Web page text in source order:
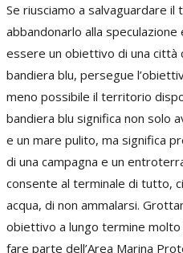
Se riusciamo a salvaguardare
abbandonarlo alla speculazione
essere un obiettivo di una città
bandiera blu, persegue
meno possibile il territorio
bandiera blu significa non solo
e un mare pulito, ma significa
di una campagna e un
consente al terminale di tutto,
acqua, di non ammalarsi.
obiettivo a lungo termine
fare parte dell’Area Marina